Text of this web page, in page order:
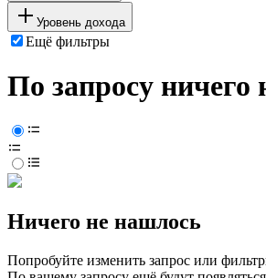
Уровень дохода
Ещё фильтры
По запросу ничего
Ничего не нашлось
Попробуйте изменить запрос или